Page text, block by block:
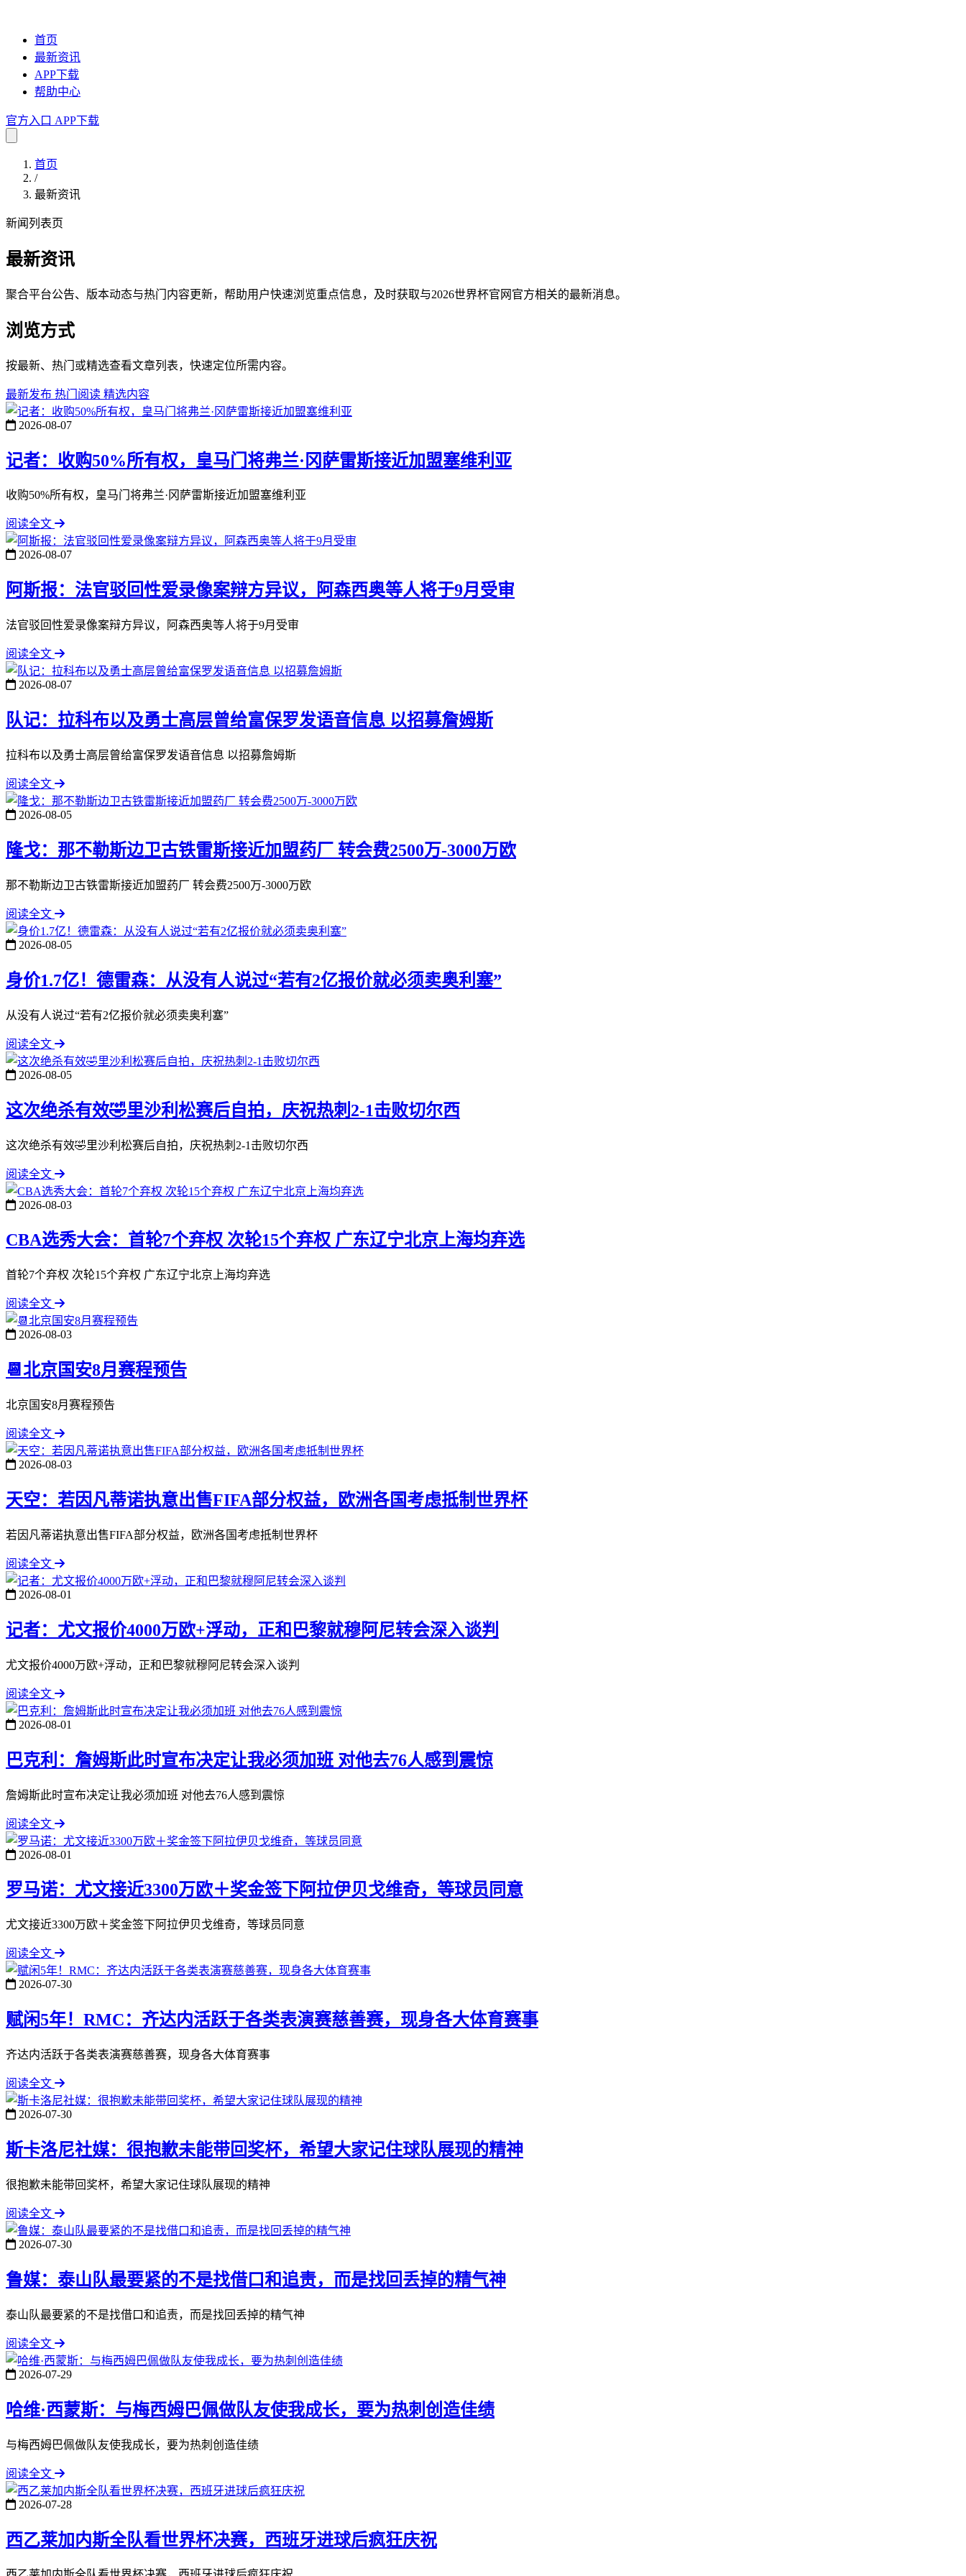
首页
最新资讯
APP下载
帮助中心
官方入口 APP下载
首页
/
最新资讯
新闻列表页
最新资讯
聚合平台公告、版本动态与热门内容更新，帮助用户快速浏览重点信息，及时获取与2026世界杯官网官方相关的最新消息。
浏览方式
按最新、热门或精选查看文章列表，快速定位所需内容。
最新发布 热门阅读 精选内容
2026-08-07
记者：收购50%所有权，皇马门将弗兰·冈萨雷斯接近加盟塞维利亚
收购50%所有权，皇马门将弗兰·冈萨雷斯接近加盟塞维利亚
阅读全文
2026-08-07
阿斯报：法官驳回性爱录像案辩方异议，阿森西奥等人将于9月受审
法官驳回性爱录像案辩方异议，阿森西奥等人将于9月受审
阅读全文
2026-08-07
队记：拉科布以及勇士高层曾给富保罗发语音信息 以招募詹姆斯
拉科布以及勇士高层曾给富保罗发语音信息 以招募詹姆斯
阅读全文
2026-08-05
隆戈：那不勒斯边卫古铁雷斯接近加盟药厂 转会费2500万-3000万欧
那不勒斯边卫古铁雷斯接近加盟药厂 转会费2500万-3000万欧
阅读全文
2026-08-05
身价1.7亿！德雷森：从没有人说过“若有2亿报价就必须卖奥利塞”
从没有人说过“若有2亿报价就必须卖奥利塞”
阅读全文
2026-08-05
这次绝杀有效🤣里沙利松赛后自拍，庆祝热刺2-1击败切尔西
这次绝杀有效🤣里沙利松赛后自拍，庆祝热刺2-1击败切尔西
阅读全文
2026-08-03
CBA选秀大会：首轮7个弃权 次轮15个弃权 广东辽宁北京上海均弃选
首轮7个弃权 次轮15个弃权 广东辽宁北京上海均弃选
阅读全文
2026-08-03
📆北京国安8月赛程预告
北京国安8月赛程预告
阅读全文
2026-08-03
天空：若因凡蒂诺执意出售FIFA部分权益，欧洲各国考虑抵制世界杯
若因凡蒂诺执意出售FIFA部分权益，欧洲各国考虑抵制世界杯
阅读全文
2026-08-01
记者：尤文报价4000万欧+浮动，正和巴黎就穆阿尼转会深入谈判
尤文报价4000万欧+浮动，正和巴黎就穆阿尼转会深入谈判
阅读全文
2026-08-01
巴克利：詹姆斯此时宣布决定让我必须加班 对他去76人感到震惊
詹姆斯此时宣布决定让我必须加班 对他去76人感到震惊
阅读全文
2026-08-01
罗马诺：尤文接近3300万欧＋奖金签下阿拉伊贝戈维奇，等球员同意
尤文接近3300万欧＋奖金签下阿拉伊贝戈维奇，等球员同意
阅读全文
2026-07-30
赋闲5年！RMC：齐达内活跃于各类表演赛慈善赛，现身各大体育赛事
齐达内活跃于各类表演赛慈善赛，现身各大体育赛事
阅读全文
2026-07-30
斯卡洛尼社媒：很抱歉未能带回奖杯，希望大家记住球队展现的精神
很抱歉未能带回奖杯，希望大家记住球队展现的精神
阅读全文
2026-07-30
鲁媒：泰山队最要紧的不是找借口和追责，而是找回丢掉的精气神
泰山队最要紧的不是找借口和追责，而是找回丢掉的精气神
阅读全文
2026-07-29
哈维·西蒙斯：与梅西姆巴佩做队友使我成长，要为热刺创造佳绩
与梅西姆巴佩做队友使我成长，要为热刺创造佳绩
阅读全文
2026-07-28
西乙莱加内斯全队看世界杯决赛，西班牙进球后疯狂庆祝